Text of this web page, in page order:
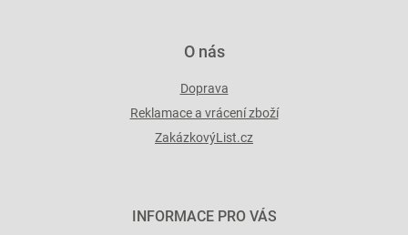
O nás
Doprava
Reklamace a vrácení zboží
ZakázkovýList.cz
INFORMACE PRO VÁS